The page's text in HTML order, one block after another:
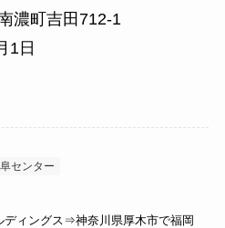
濃町吉田712-1
1日
センター
ディングス⇒神奈川県厚木市で福岡